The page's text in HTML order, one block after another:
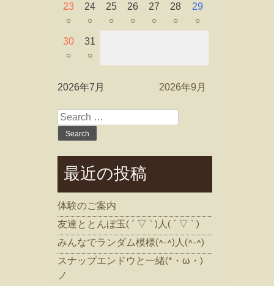
23
○
24
○
25
○
26
○
27
○
28
○
29
○
30
○
31
○
2026年7月 2026年9月
Search
for:
最近の投稿
体験のご案内
友達ととんぼ玉( ´ ▽ ` )人( ´ ▽ ` )
みんなでランダム模様(^-^)人(^-^)
スナップエンドウと一緒(*・ω・)
ノ